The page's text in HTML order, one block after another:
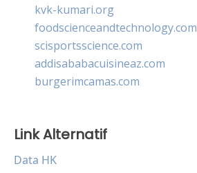
kvk-kumari.org
foodscienceandtechnology.com
scisportsscience.com
addisababacuisineaz.com
burgerimcamas.com
Link Alternatif
Data HK